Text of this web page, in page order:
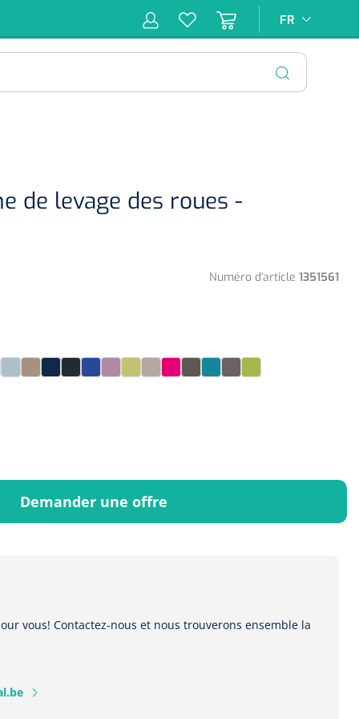
FR
de levage des roues -
Numéro d'article 1351561
Ice Blue
LoungeMarine
NeroOceanPimpelle
PomeloPortobello
Raspberry
Taupe
TealTitanium
Zest
Demander une offre
vous! Contactez-nous et nous trouverons ensemble la